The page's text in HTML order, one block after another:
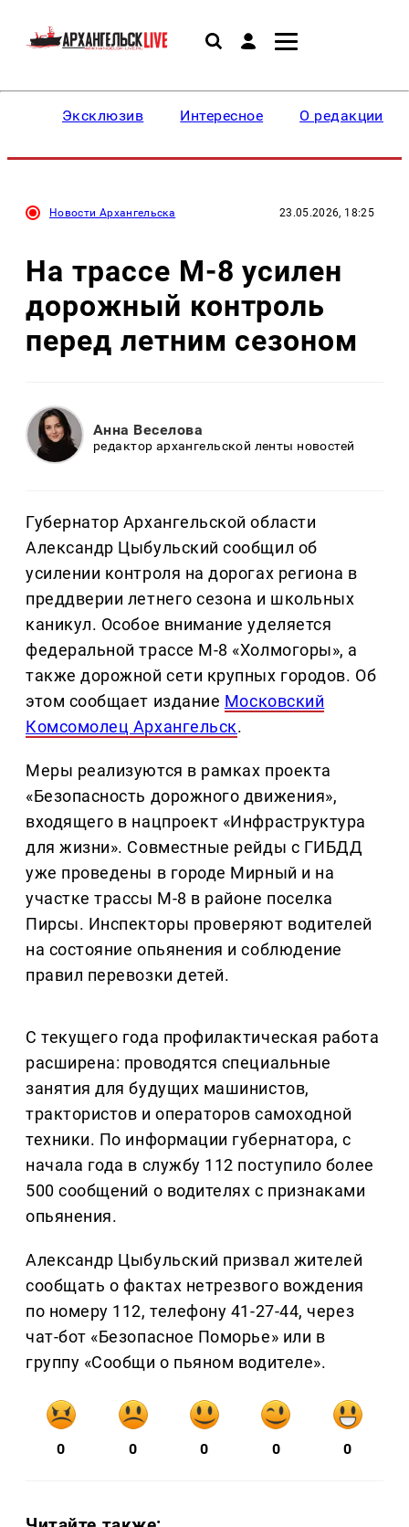
Эксклюзив Интересное О редакции
Новости Архангельска 23.05.2026, 18:25
На трассе М-8 усилен
дорожный контроль
перед летним сезоном
Анна Веселова
редактор архангельской ленты новостей
Губернатор Архангельской области
Александр Цыбульский сообщил об
усилении контроля на дорогах региона в
преддверии летнего сезона и школьных
каникул. Особое внимание уделяется
федеральной трассе М-8 «Холмогоры», а
также дорожной сети крупных городов. Об
этом сообщает издание Московский
Комсомолец Архангельск.
Меры реализуются в рамках проекта
«Безопасность дорожного движения»,
входящего в нацпроект «Инфраструктура
для жизни». Совместные рейды с ГИБДД
уже проведены в городе Мирный и на
участке трассы М-8 в районе поселка
Пирсы. Инспекторы проверяют водителей
на состояние опьянения и соблюдение
правил перевозки детей.
С текущего года профилактическая работа
расширена: проводятся специальные
занятия для будущих машинистов,
трактористов и операторов самоходной
техники. По информации губернатора, с
начала года в службу 112 поступило более
500 сообщений о водителях с признаками
опьянения.
Александр Цыбульский призвал жителей
сообщать о фактах нетрезвого вождения
по номеру 112, телефону 41-27-44, через
чат-бот «Безопасное Поморье» или в
группу «Сообщи о пьяном водителе».
0 0 0 0 0